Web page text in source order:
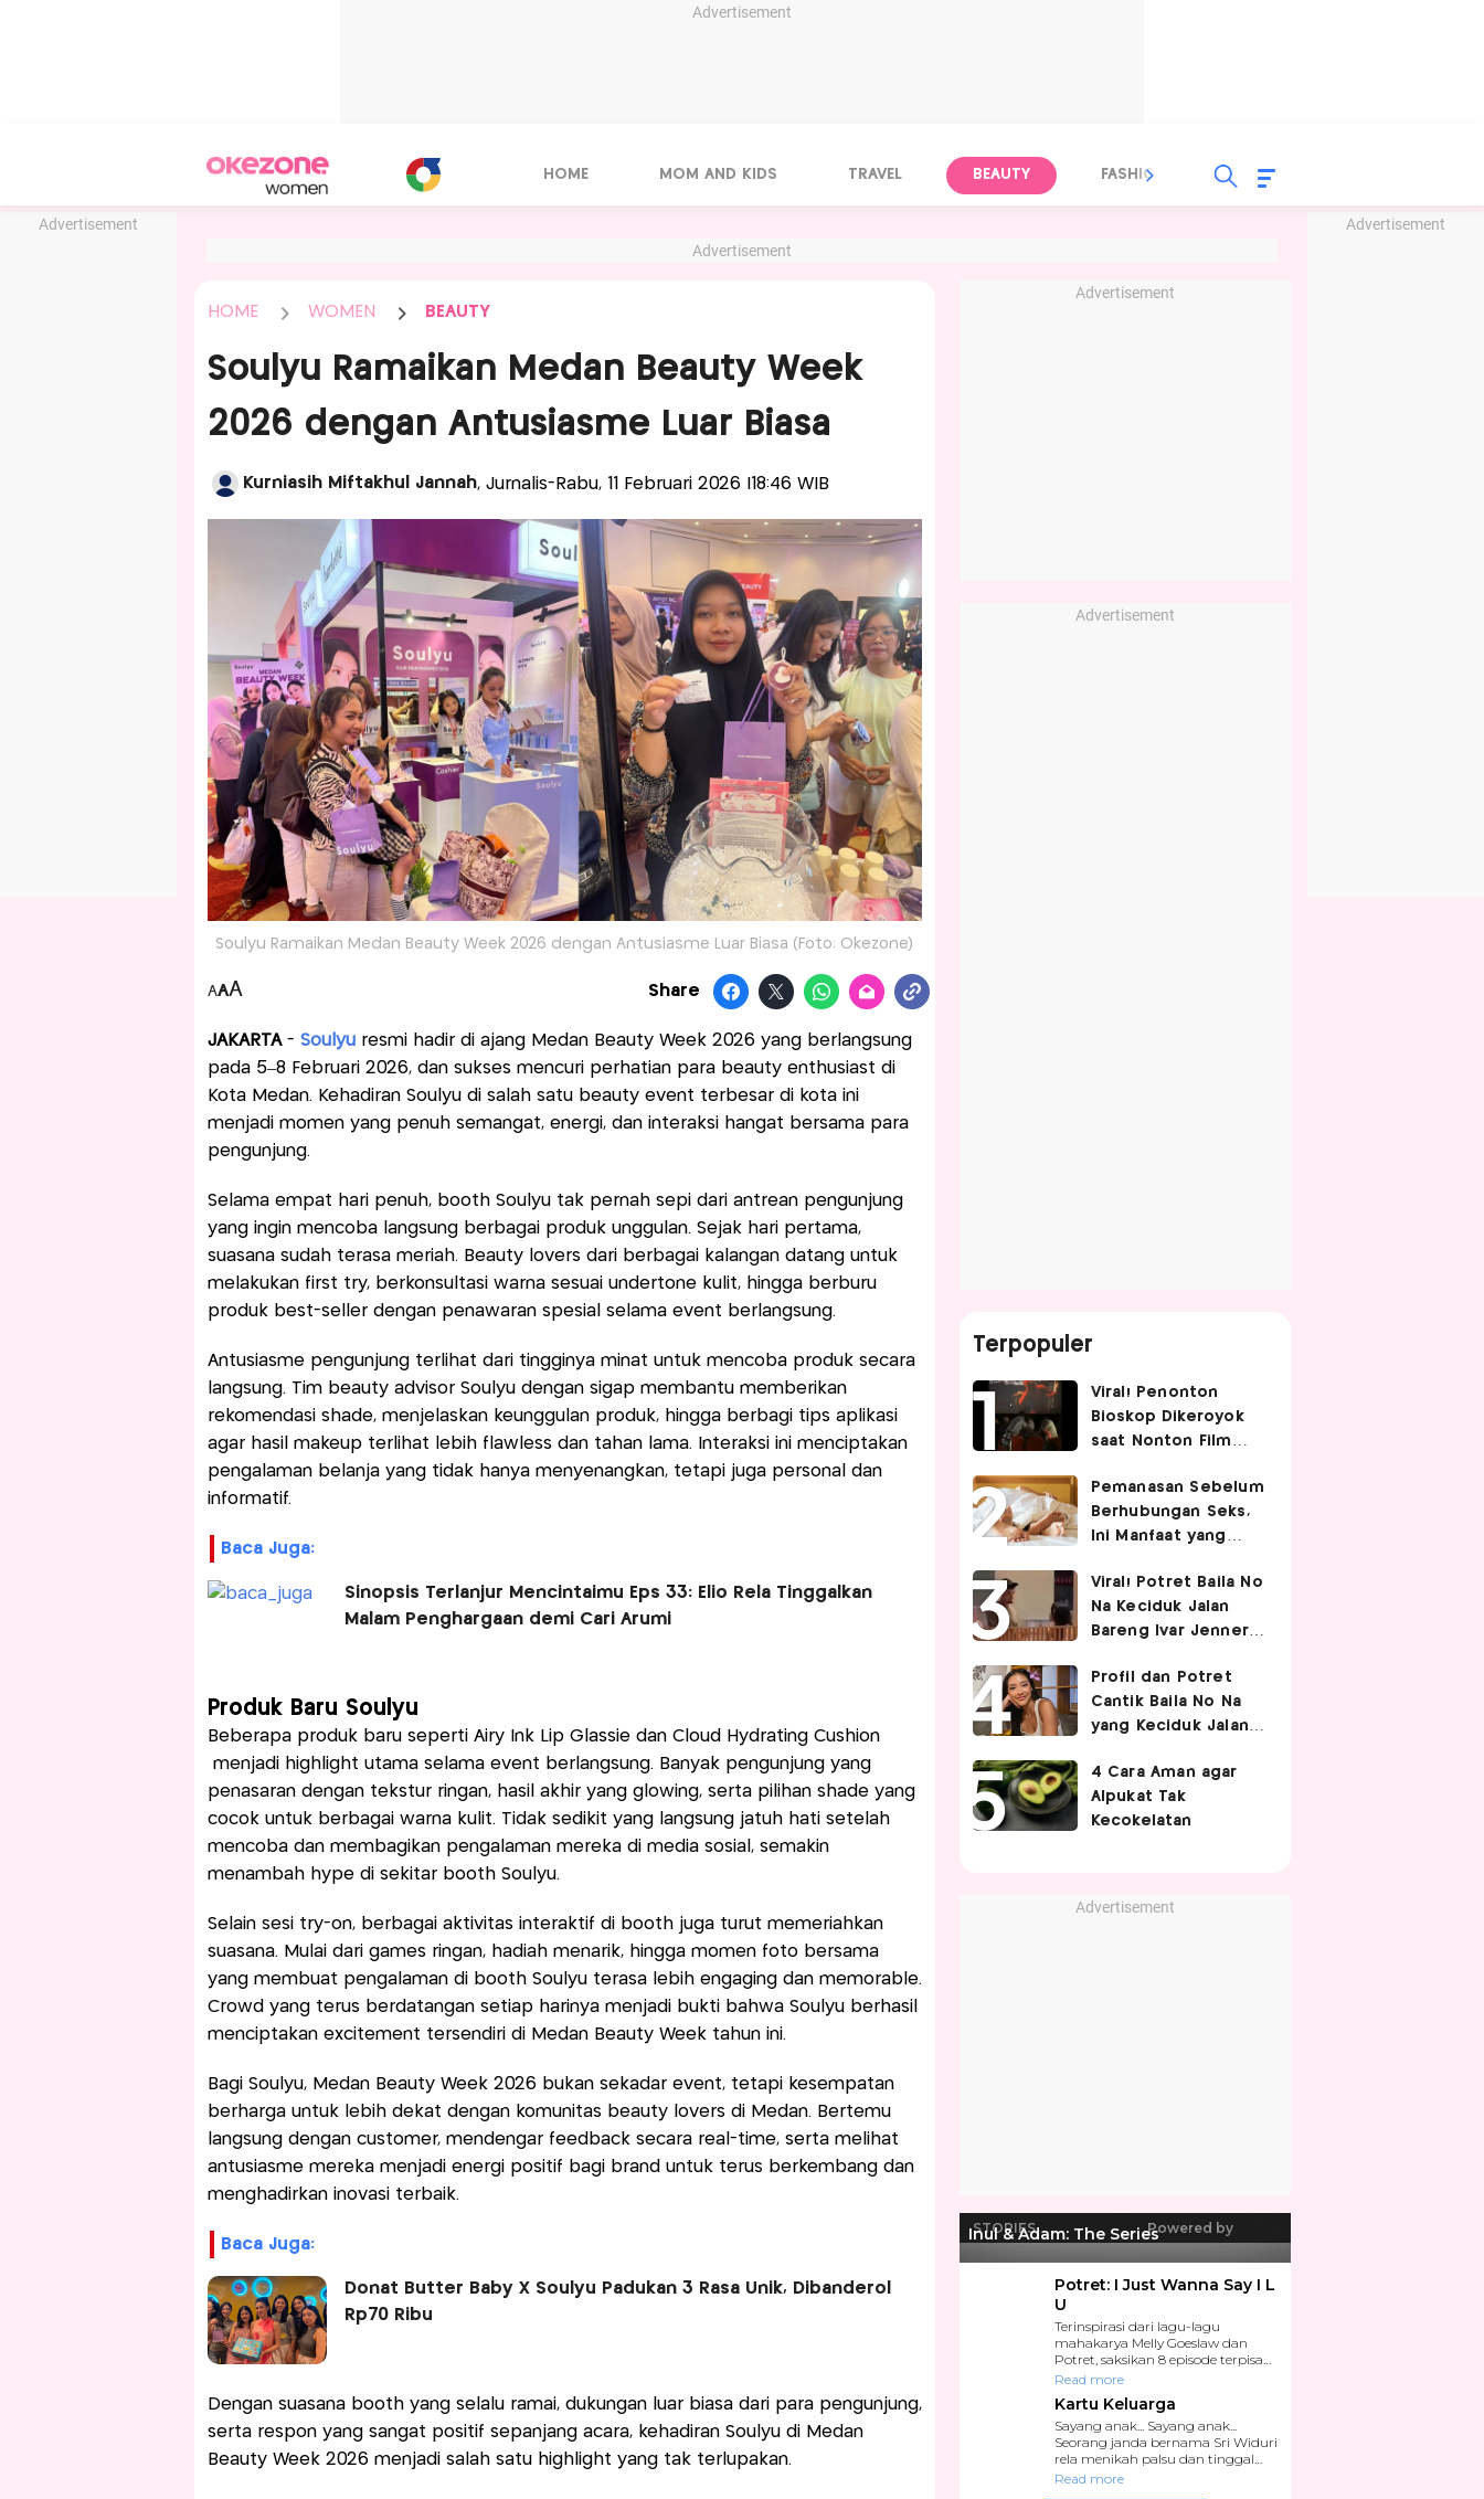
Advertisement
Advertisement Advertisement
HOME MOM AND KIDS TRAVEL BEAUTY FASHION FOOD
Advertisement
HOME WOMEN BEAUTY
Soulyu Ramaikan Medan Beauty Week
2026 dengan Antusiasme Luar Biasa
Kurniasih Miftakhul Jannah, Jurnalis-Rabu, 11 Februari 2026 |18:46 WIB
Soulyu Ramaikan Medan Beauty Week 2026 dengan Antusiasme Luar Biasa (Foto: Okezone)
AAA Share
JAKARTA - Soulyuresmi hadir di ajang Medan Beauty Week 2026 yang berlangsung
pada 5–8 Februari 2026, dan sukses mencuri perhatian para beauty enthusiast di
Kota Medan. Kehadiran Soulyu di salah satu beauty event terbesar di kota ini
menjadi momen yang penuh semangat, energi, dan interaksi hangat bersama para
pengunjung.
Selama empat hari penuh, booth Soulyu tak pernah sepi dari antrean pengunjung
yang ingin mencoba langsung berbagai produk unggulan. Sejak hari pertama,
suasana sudah terasa meriah. Beauty lovers dari berbagai kalangan datang untuk
melakukan first try, berkonsultasi warna sesuai undertone kulit, hingga berburu
produk best-seller dengan penawaran spesial selama event berlangsung.
Antusiasme pengunjung terlihat dari tingginya minat untuk mencoba produk secara
langsung. Tim beauty advisor Soulyu dengan sigap membantu memberikan
rekomendasi shade, menjelaskan keunggulan produk, hingga berbagi tips aplikasi
agar hasil makeup terlihat lebih flawless dan tahan lama. Interaksi ini menciptakan
pengalaman belanja yang tidak hanya menyenangkan, tetapi juga personal dan
informatif.
Baca Juga:
Sinopsis Terlanjur Mencintaimu Eps 33: Elio Rela Tinggalkan
Malam Penghargaan demi Cari Arumi
Produk Baru Soulyu
Beberapa produk baru seperti Airy Ink Lip Glassie dan Cloud Hydrating Cushion
menjadi highlight utama selama event berlangsung. Banyak pengunjung yang
penasaran dengan tekstur ringan, hasil akhir yang glowing, serta pilihan shade yang
cocok untuk berbagai warna kulit. Tidak sedikit yang langsung jatuh hati setelah
mencoba dan membagikan pengalaman mereka di media sosial, semakin
menambah hype di sekitar booth Soulyu.
Selain sesi try-on, berbagai aktivitas interaktif di booth juga turut memeriahkan
suasana. Mulai dari games ringan, hadiah menarik, hingga momen foto bersama
yang membuat pengalaman di booth Soulyu terasa lebih engaging dan memorable.
Crowd yang terus berdatangan setiap harinya menjadi bukti bahwa Soulyu berhasil
menciptakan excitement tersendiri di Medan Beauty Week tahun ini.
Bagi Soulyu, Medan Beauty Week 2026 bukan sekadar event, tetapi kesempatan
berharga untuk lebih dekat dengan komunitas beauty lovers di Medan. Bertemu
langsung dengan customer, mendengar feedback secara real-time, serta melihat
antusiasme mereka menjadi energi positif bagi brand untuk terus berkembang dan
menghadirkan inovasi terbaik.
Baca Juga:
Donat Butter Baby X Soulyu Padukan 3 Rasa Unik, Dibanderol
Rp70 Ribu
Dengan suasana booth yang selalu ramai, dukungan luar biasa dari para pengunjung,
serta respon yang sangat positif sepanjang acara, kehadiran Soulyu di Medan
Beauty Week 2026 menjadi salah satu highlight yang tak terlupakan.
Advertisement
Advertisement
Terpopuler
Viral! Penonton
Bioskop Dikeroyok
saat Nonton Film
Pemanasan Sebelum
Berhubungan Seks,
Ini Manfaat yang
Pasangan
Viral! Potret Baila No
Na Keciduk Jalan
Bareng Ivar Jenner,
Profil dan Potret
Cantik Baila No Na
yang Keciduk Jalan
Timnas Indonesia
Ivar Jenner
4 Cara Aman agar
Alpukat Tak
Kecokelatan
Advertisement